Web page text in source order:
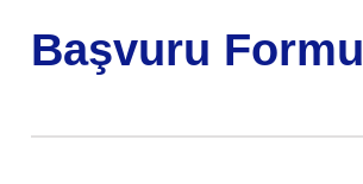
Başvuru Formu